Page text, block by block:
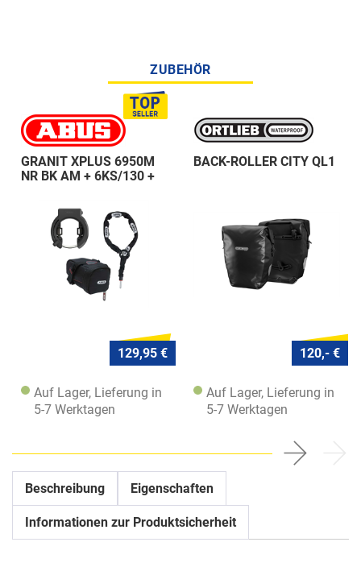
ZUBEHÖR
GRANIT XPLUS 6950M
NR BK AM + 6KS/130 +
129,95 €
Auf Lager, Lieferung in
5-7 Werktagen
BACK-ROLLER CITY QL1
120,- €
Auf Lager, Lieferung in
5-7 Werktagen
Beschreibung Eigenschaften
Informationen zur Produktsicherheit